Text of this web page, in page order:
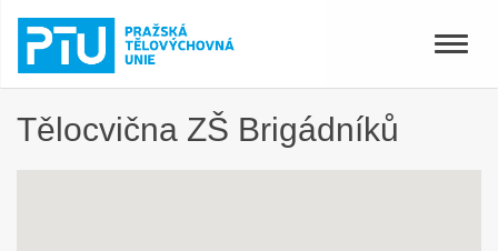
Toggle
Tělocvična ZŠ Brigádníků